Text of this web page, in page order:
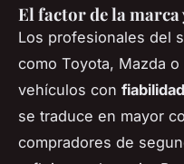
El factor de la
Los profesionales del
como Toyota, Mazda
vehículos con
se traduce en mayor
compradores de